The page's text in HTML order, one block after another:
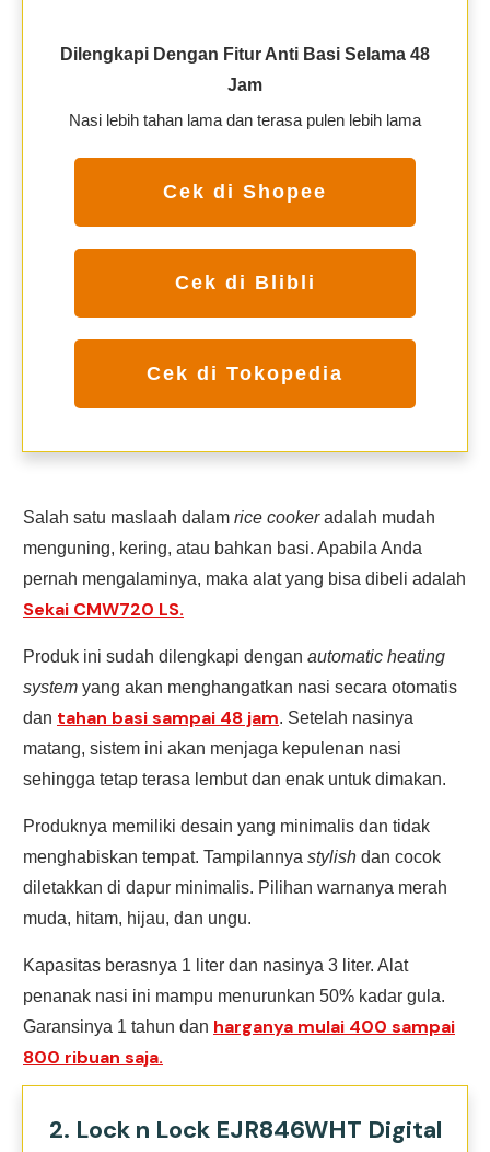
Dilengkapi Dengan Fitur Anti Basi Selama 48
Jam
Nasi lebih tahan lama dan terasa pulen lebih lama
Cek di Shopee
Cek di Blibli
Cek di Tokopedia
Salah satu maslaah dalam rice cookeradalah mudah
menguning, kering, atau bahkan basi. Apabila Anda
pernah mengalaminya, maka alat yang bisa dibeli adalah
Sekai CMW720 LS.
Produk ini sudah dilengkapi dengan automatic heating
system yang akan menghangatkan nasi secara otomatis
dan tahan basi sampai 48 jam. Setelah nasinya
matang, sistem ini akan menjaga kepulenan nasi
sehingga tetap terasa lembut dan enak untuk dimakan.
Produknya memiliki desain yang minimalis dan tidak
menghabiskan tempat. Tampilannya stylish dan cocok
diletakkan di dapur minimalis. Pilihan warnanya merah
muda, hitam, hijau, dan ungu.
Kapasitas berasnya 1 liter dan nasinya 3 liter. Alat
penanak nasi ini mampu menurunkan 50% kadar gula.
Garansinya 1 tahun dan harganya mulai 400 sampai
800 ribuan saja.
2. Lock n Lock EJR846WHT Digital